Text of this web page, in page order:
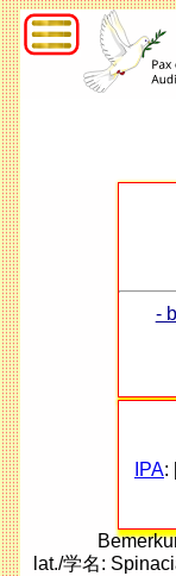
-
IPA:
lat./学名: